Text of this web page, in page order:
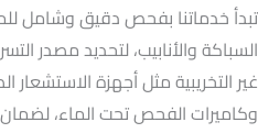
تبدأ خدماتنا بفحص دقيق وشامل
السباكة والأنابيب، لتحديد مصدر
غير التخريبية مثل أجهزة الاستشعار
وكاميرات الفحص تحت الماء،